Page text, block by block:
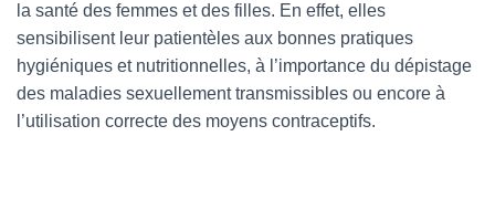
la santé des femmes et des filles. En effet, elles
sensibilisent leur patientèles aux bonnes pratiques
hygiéniques et nutritionnelles, à l’importance du dépistage
des maladies sexuellement transmissibles ou encore à
l’utilisation correcte des moyens contraceptifs.